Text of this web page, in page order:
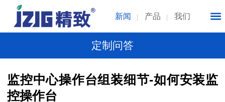
新闻 产品 我们
定制问答
监控中心操作台组装细节-如何安装监
控操作台